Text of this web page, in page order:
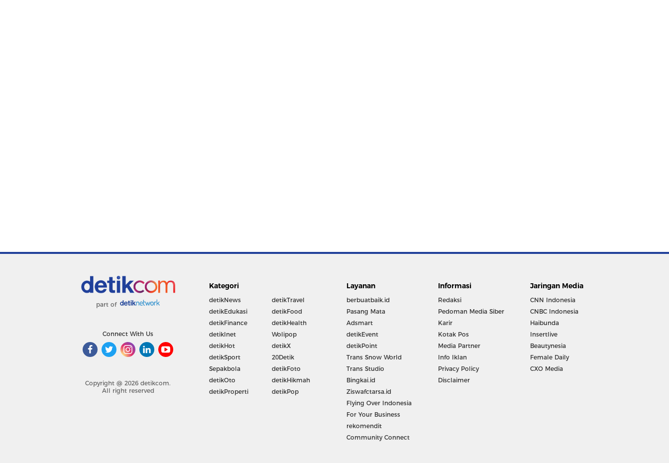
part of
Connect With Us
Copyright @ 2026 detikcom.
All right reserved
Kategori
detikNews
detikEdukasi
detikFinance
detikInet
detikHot
detikSport
Sepakbola
detikOto
detikProperti
detikTravel
detikFood
detikHealth
Wolipop
detikX
20Detik
detikFoto
detikHikmah
detikPop
Layanan
berbuatbaik.id
Pasang Mata
Adsmart
detikEvent
detikPoint
Trans Snow World
Trans Studio
Bingkai.id
Ziswafctarsa.id
Flying Over Indonesia
For Your Business
rekomendit
Community Connect
Informasi
Redaksi
Pedoman Media Siber
Karir
Kotak Pos
Media Partner
Info Iklan
Privacy Policy
Disclaimer
Jaringan Media
CNN Indonesia
CNBC Indonesia
Haibunda
Insertlive
Beautynesia
Female Daily
CXO Media